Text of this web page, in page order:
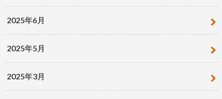
2025年6月
2025年5月
2025年3月